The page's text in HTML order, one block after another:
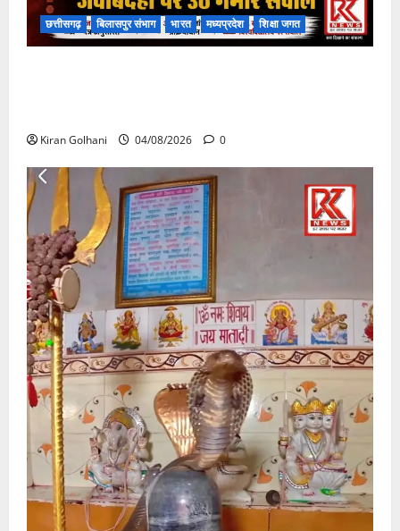
छत्तीसगढ़ बिलासपुर संभाग भारत मध्यप्रदेश शिक्षा जगत
Kiran Golhani 04/08/2026 0